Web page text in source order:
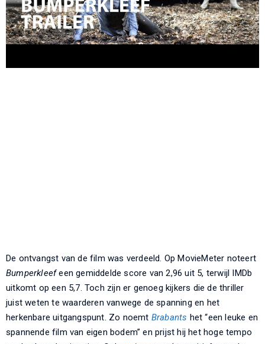
De ontvangst van de film was verdeeld. Op MovieMeter noteert
Bumperkleefeen gemiddelde score van 2,96 uit 5, terwijl IMDb
uitkomt op een 5,7. Toch zijn er genoeg kijkers die de thriller
juist weten te waarderen vanwege de spanning en het
herkenbare uitgangspunt. Zo noemt Brabants het “een leuke en
spannende film van eigen bodem” en prijst hij het hoge tempo